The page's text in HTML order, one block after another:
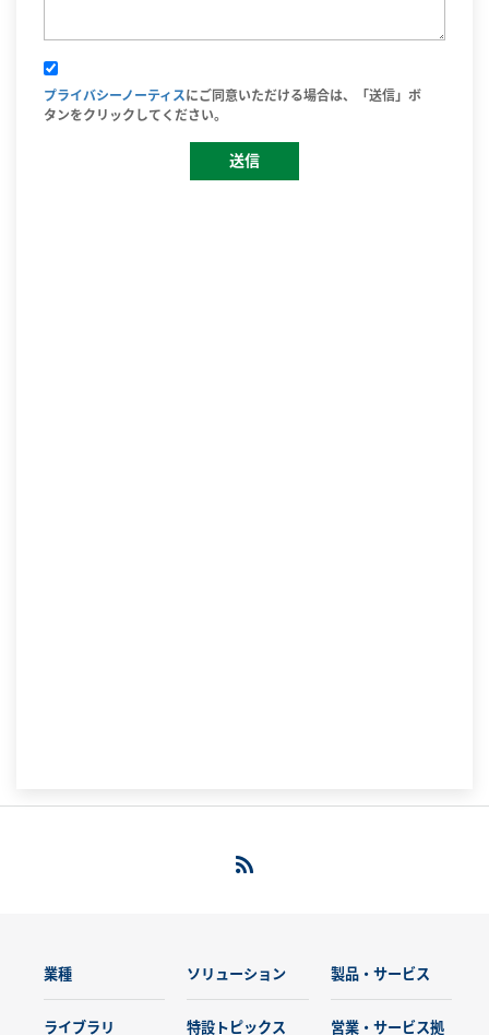
業種 ソリューション 製品・サービス
ライブラリ 特設トピックス 営業・サービス拠